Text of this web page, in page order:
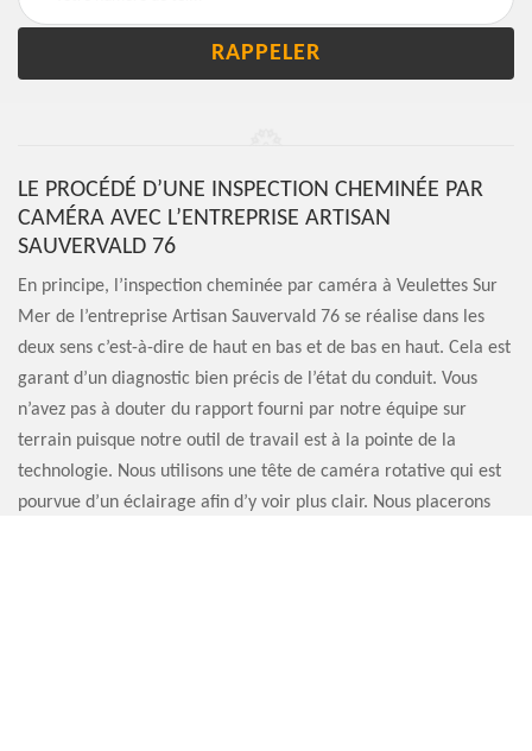
LE PROCÉDÉ D’UNE INSPECTION CHEMINÉE PAR
CAMÉRA AVEC L’ENTREPRISE ARTISAN
SAUVERVALD 76
En principe, l’inspection cheminée par caméra à Veulettes Sur
Mer de l’entreprise Artisan Sauvervald 76 se réalise dans les
deux sens c’est-à-dire de haut en bas et de bas en haut. Cela est
garant d’un diagnostic bien précis de l’état du conduit. Vous
n’avez pas à douter du rapport fourni par notre équipe sur
terrain puisque notre outil de travail est à la pointe de la
technologie. Nous utilisons une tête de caméra rotative qui est
pourvue d’un éclairage afin d’y voir plus clair. Nous placerons